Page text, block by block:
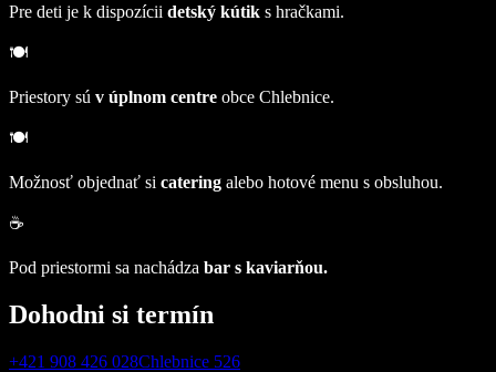
Pre deti je k dispozícii detský kútik s hračkami.
🍽️
Priestory sú v úplnom centre obce Chlebnice.
🍽️
Možnosť objednať si catering alebo hotové menu s obsluhou.
☕
Pod priestormi sa nachádza bar s kaviarňou.
Dohodni si termín
+421 908 426 028Chlebnice 526